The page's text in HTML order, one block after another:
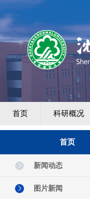
首页 科研概况
首页
新闻动态
图片新闻